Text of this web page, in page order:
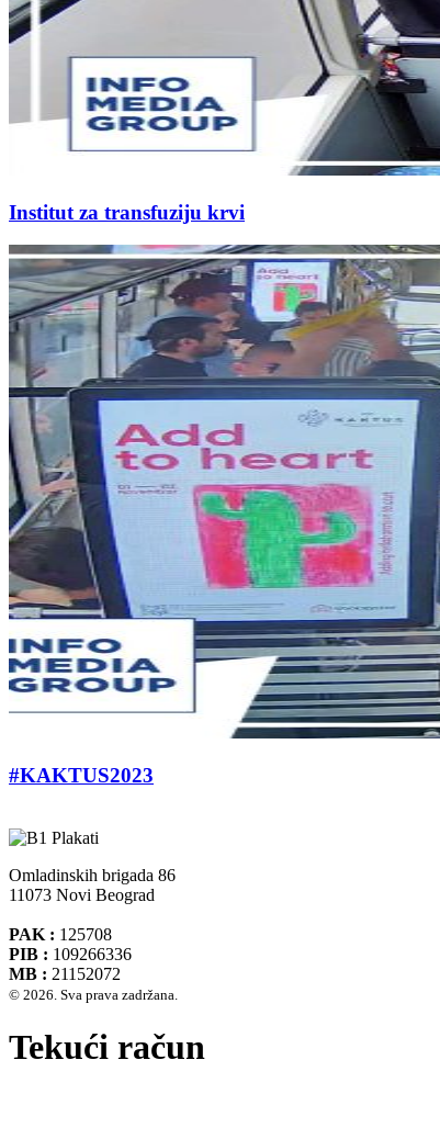
Institut za transfuziju krvi
#KAKTUS2023
Omladinskih brigada 86
11073 Novi Beograd
PAK : 125708
PIB : 109266336
MB : 21152072
© 2026. Sva prava zadržana.
Tekući račun